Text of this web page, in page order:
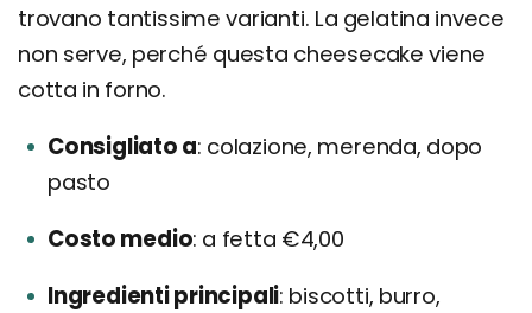
trovano tantissime varianti. La gelatina invece
non serve, perché questa cheesecake viene
cotta in forno.
Consigliato a colazione, merenda, dopo
pasto
Costo medio a fetta €4,00
Ingredienti principali biscotti, burro,